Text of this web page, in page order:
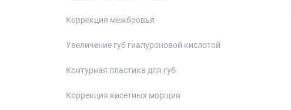
Коррекция межбровья
Увеличение губ гиалуроновой кислотой
Контурная пластика для губ
Коррекция кисетных морщин